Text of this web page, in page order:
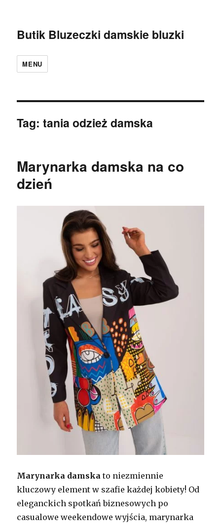
Butik Bluzeczki damskie bluzki
MENU
Tag:tania odzież damska
Marynarka damska na co
dzień
Marynarka damska to niezmiennie
kluczowy element w szafie każdej kobiety! Od
eleganckich spotkań biznesowych po
casualowe weekendowe wyjścia, marynarka